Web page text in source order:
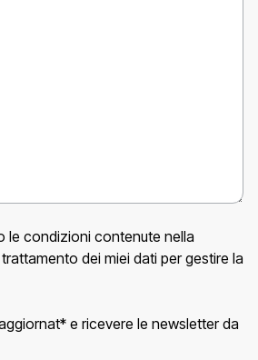
le condizioni contenute nella
dei miei dati per gestire la
e ricevere le newsletter da